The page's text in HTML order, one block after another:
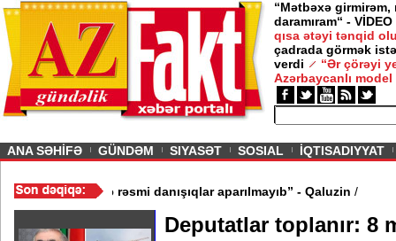
“Mətbəxə girmirəm,
daramıram“ - VİDEO
qısa ətəyi tənqid
çadrada görmək
verdi
“Ər çörəyi
Azərbaycanlı model
ANA SƏHİFƏ GÜNDƏM SIYASƏT SOSIAL İQTISADIYYAT
/“Bakıda Almaniya ilə rəsmi danışıqlar aparılmayıb” - Qaluzin
Deputatlar toplanır: 8